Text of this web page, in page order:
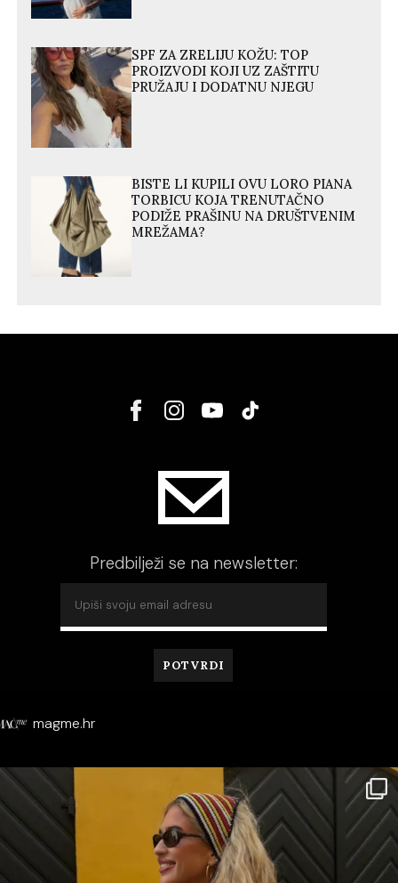
SPF ZA ZRELIJU KOŽU: TOP
PROIZVODI KOJI UZ ZAŠTITU
PRUŽAJU I DODATNU NJEGU
BISTE LI KUPILI OVU LORO PIANA
TORBICU KOJA TRENUTAČNO
PODIŽE PRAŠINU NA DRUŠTVENIM
MREŽAMA?
Predbilježi se na newsletter:
magme.hr